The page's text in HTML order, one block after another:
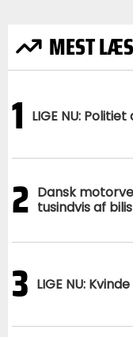
MEST
1 LIGE NU:
2 Dansk
tusindvis af
3 LIGE NU: